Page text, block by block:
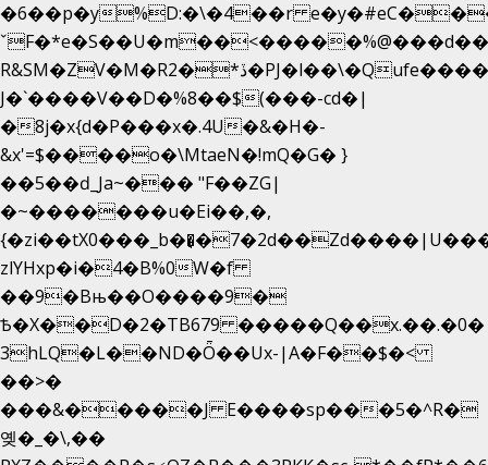
�6��p�y%D:�\�4��r
R&SM�ZV�M�R2�*ڏ�PJ�l��\�Qufe����<�l���
J�`����V��D�%8��$(���-cd�|
�8j�x{d�P���x�.4U�&�H�-
&x'=$����o�\MtaeN�!mQ�G� }
��5��ԁ_Ja~��� "F��ZG|
�~�������u�Ei��,�,
zlYHxp�i�4�B%0W�f
��9�Bњ��O����9�
Ѣ�X��D�2�TB679 �����Q��x.��.�0�
3hLQ�L��ND�Ȫ��Ux-|A�F��$�<
��>�
���&�����J E����sp���5�^R�
옞�_�\,��